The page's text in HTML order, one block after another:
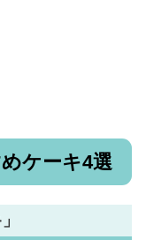
ケーキ4選